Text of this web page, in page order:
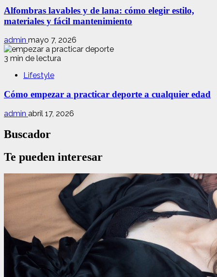
Alfombras lavables y de lana: cómo elegir estilo,
materiales y fácil mantenimiento
admin mayo 7, 2026
3 min de lectura
Lifestyle
Cómo empezar a practicar deporte a cualquier edad
admin abril 17, 2026
Buscador
Te pueden interesar